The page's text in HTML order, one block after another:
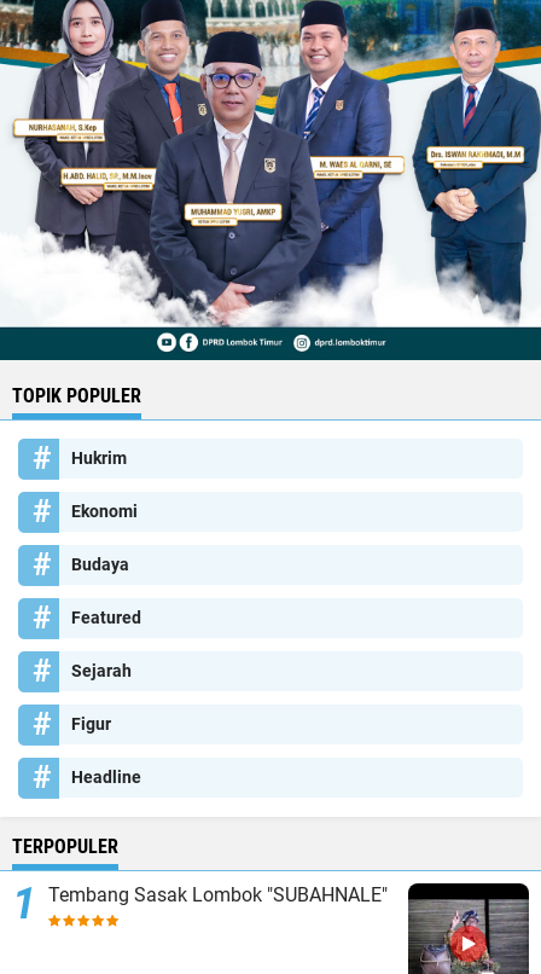
TOPIK POPULER
Hukrim
Ekonomi
Budaya
Featured
Sejarah
Figur
Headline
TERPOPULER
Tembang Sasak Lombok "SUBAHNALE"